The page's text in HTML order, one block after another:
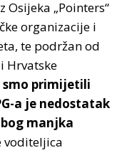
„Pointers“
organizacije i
te podržan od
Hrvatske
smo primijetili
a je nedostatak
manjka
voditeljica